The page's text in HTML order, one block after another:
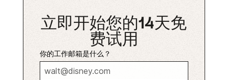
立即开始您的14天免
费试用
你的工作邮箱是什么？